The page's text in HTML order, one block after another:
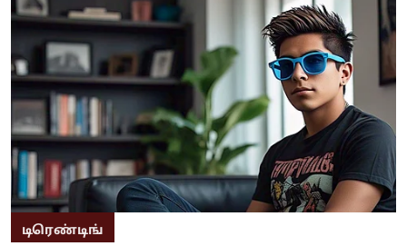
டிரெண்டிங்